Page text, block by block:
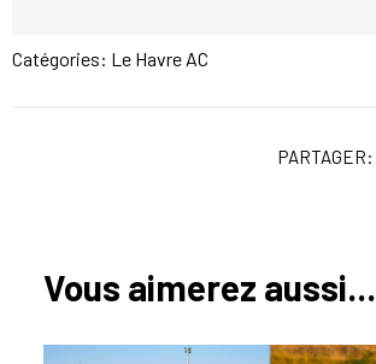
Catégories: Le Havre AC
PARTAGER:
Vous aimerez aussi...